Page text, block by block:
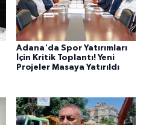
Adana'da Spor Yatırımları
İçin Kritik Toplantı! Yeni
Projeler Masaya Yatırıldı